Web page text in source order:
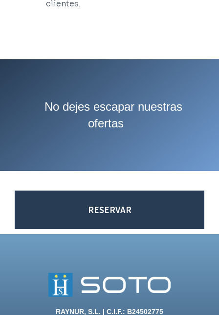
clientes.
No dejes escapar nuestras
ofertas
RESERVAR
RAYNUR, S.L. | C.I.F.: B24502775